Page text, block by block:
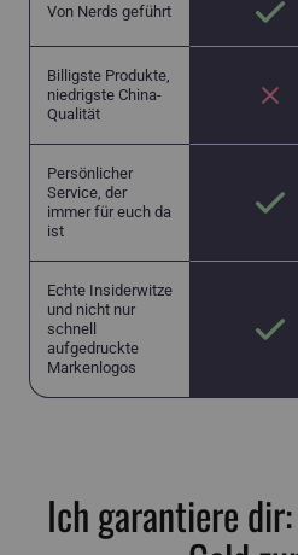
Von Nerds geführt
Billigste Produkte,
niedrigste China-
Qualität
Persönlicher
Service, der
immer für euch da
ist
Echte Insiderwitze
und nicht nur
schnell
aufgedruckte
Markenlogos
Ich garantiere